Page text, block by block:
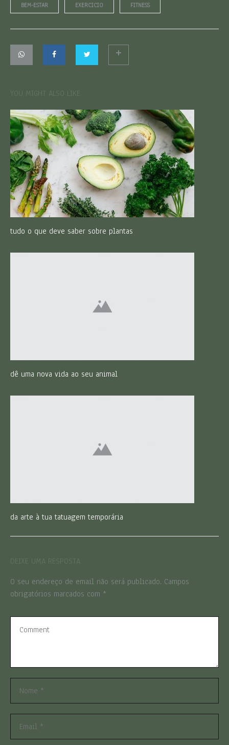
BEM-ESTAR EXERCICIO FITNESS
YOU MIGHT ALSO LIKE
tudo o que deve saber sobre plantas
dê uma nova vida ao seu animal
da arte à tua tatuagem temporária
DEIXE UMA RESPOSTA
O seu endereço de email não será publicado. Campos
obrigatórios marcados com *